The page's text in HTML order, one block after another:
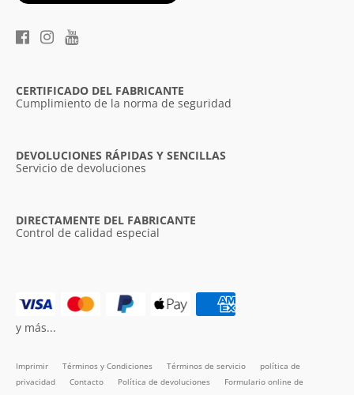
CERTIFICADO DEL FABRICANTE
Cumplimiento de la norma de seguridad
DEVOLUCIONES RÁPIDAS Y SENCILLAS
Servicio de devoluciones
DIRECTAMENTE DEL FABRICANTE
Control de calidad especial
Imprimir Términos y Condiciones Términos de servicio
política de
privacidad
Contacto Política de devoluciones
Formulario online de
y más...